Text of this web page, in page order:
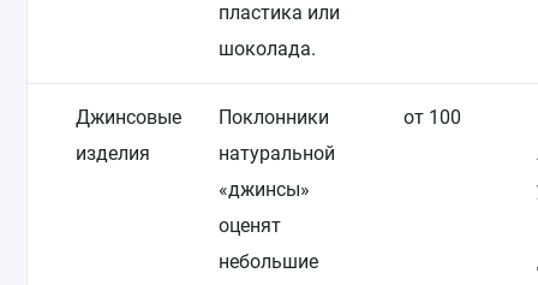
пластика или
шоколада.
Джинсовые
изделия
Поклонники
натуральной
«джинсы»
оценят
небольшие
от 100